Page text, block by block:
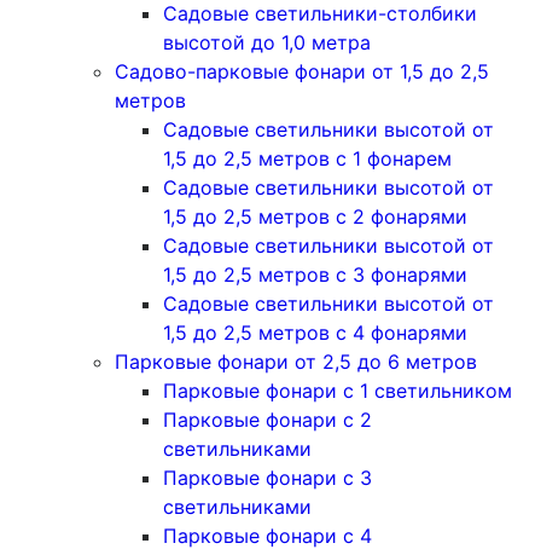
Садовые светильники-столбики
высотой до 1,0 метра
Садово-парковые фонари от 1,5 до 2,5
метров
Садовые светильники высотой от
1,5 до 2,5 метров с 1 фонарем
Садовые светильники высотой от
1,5 до 2,5 метров с 2 фонарями
Садовые светильники высотой от
1,5 до 2,5 метров с 3 фонарями
Садовые светильники высотой от
1,5 до 2,5 метров с 4 фонарями
Парковые фонари от 2,5 до 6 метров
Парковые фонари с 1 светильником
Парковые фонари с 2
светильниками
Парковые фонари с 3
светильниками
Парковые фонари с 4